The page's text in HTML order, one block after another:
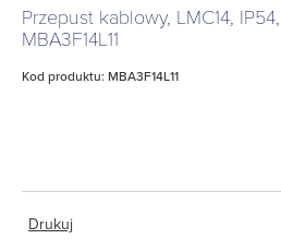
Przepust kablowy, LMC14,
MBA3F14L11
Kod produktu: MBA3F14L11
Drukuj